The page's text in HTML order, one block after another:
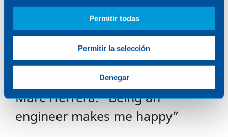
Permitir todas
Permitir la selección
Denegar
Marc Herrera: “Being an
engineer makes me happy”